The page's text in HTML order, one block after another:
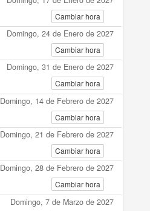
Cambiar hora
Domingo, 24 de Enero de 2027
Cambiar hora
Domingo, 31 de Enero de 2027
Cambiar hora
Domingo, 14 de Febrero de 2027
Cambiar hora
Domingo, 21 de Febrero de 2027
Cambiar hora
Domingo, 28 de Febrero de 2027
Cambiar hora
Domingo, 7 de Marzo de 2027